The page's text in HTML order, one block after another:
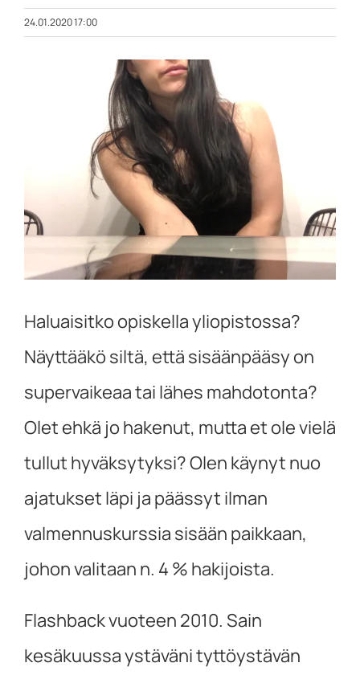
24.01.2020 17:00
isompana
Haluaisitko opiskella yliopistossa?
Näyttääkö siltä, että sisäänpääsy on
supervaikeaa tai lähes mahdotonta?
Olet ehkä jo hakenut, mutta et ole vielä
tullut hyväksytyksi? Olen käynyt nuo
ajatukset läpi ja päässyt ilman
valmennuskurssia sisään paikkaan,
johon valitaan n. 4 % hakijoista.
Flashback vuoteen 2010. Sain
kesäkuussa ystäväni tyttöystävän